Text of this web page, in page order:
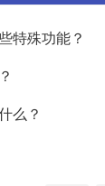
特殊功能？
么？